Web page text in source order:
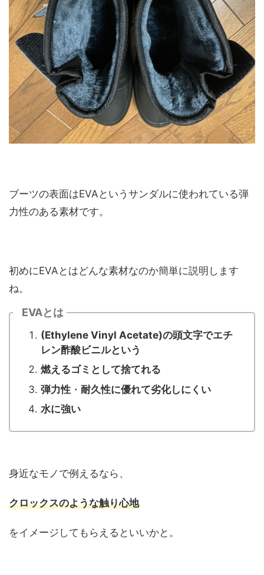
ブーツの表面はEVAというサンダルに使われている弾
力性のある素材です。
初めにEVAとはどんな素材なのか簡単に説明します
ね。
EVAとは
(Ethylene Vinyl Acetate)の頭文字でエチ
レン酢酸ビニルという
燃えるゴミとして捨てれる
弾力性 ・ 耐久性に優れて劣化しにくい
水に強い
身近なモノで例えるなら、
クロックスのような触り心地
をイメージしてもらえるといいかと。